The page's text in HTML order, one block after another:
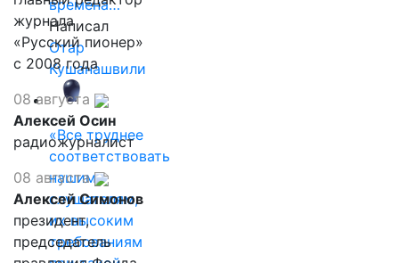
времена…
Написал
Отар
Кушанашвили
«Все труднее
соответствовать
нашим
слушателям,
их высоким
требованиям
журнала
«Русский пионер»
с 2008 года
08 августа
Алексей Осин
радиожурналист
08 августа
Алексей Симонов
президент,
председатель